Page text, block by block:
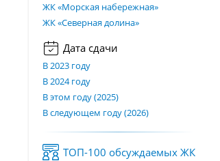
ЖК «Морская набережная»
ЖК «Северная долина»
Дата сдачи
В 2023 году
В 2024 году
В этом году (2025)
В следующем году (2026)
ТОП-100 обсуждаемых ЖК